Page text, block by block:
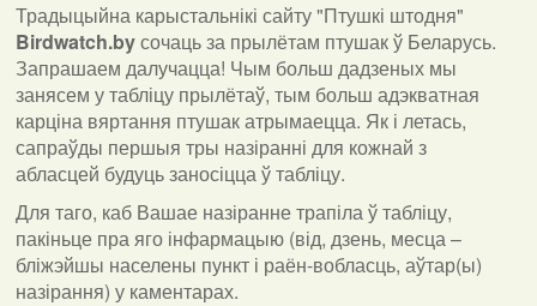
Традыцыйна карыстальнікі сайту "Птушкі штодня"
Birdwatch.byсочаць за прылётам птушак ў Беларусь.
Запрашаем далучацца! Чым больш дадзеных мы
занясем у табліцу прылётаў, тым больш адэкватная
карціна вяртання птушак атрымаецца. Як і летась,
сапраўды першыя тры назіранні для кожнай з
абласцей будуць заносіцца ў табліцу.
Для таго, каб Вашае назіранне трапіла ў табліцу,
пакіньце пра яго інфармацыю (від, дзень, месца –
бліжэйшы населены пункт і раён-вобласць, аўтар(ы)
назірання) у каментарах.